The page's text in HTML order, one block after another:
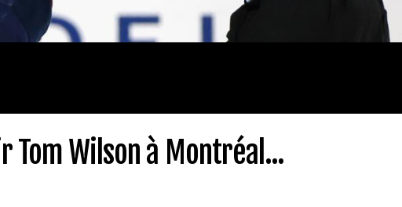
Tom Wilson à Montréal...